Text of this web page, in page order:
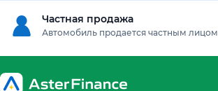
Частная продажа
Автомобиль продается частным лицом